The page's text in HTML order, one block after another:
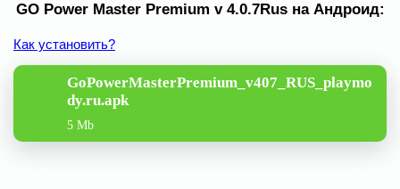
GO Power Master Premium v 4.0.7Rus на Андроид:
Как установить?
GoPowerMasterPremium_v407_RUS_playmo
dy.ru.apk
5 Mb